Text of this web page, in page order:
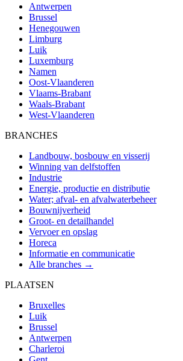
Antwerpen
Brussel
Henegouwen
Limburg
Luik
Luxemburg
Namen
Oost-Vlaanderen
Vlaams-Brabant
Waals-Brabant
West-Vlaanderen
BRANCHES
Landbouw, bosbouw en visserij
Winning van delfstoffen
Industrie
Energie, productie en distributie
Water; afval- en afvalwaterbeheer
Bouwnijverheid
Groot- en detailhandel
Vervoer en opslag
Horeca
Informatie en communicatie
Alle branches →
PLAATSEN
Bruxelles
Luik
Brussel
Antwerpen
Charleroi